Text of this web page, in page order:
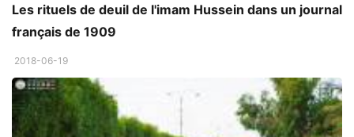
Les rituels de deuil de l'imam Hussein dans un journal
français de 1909
2018-06-19